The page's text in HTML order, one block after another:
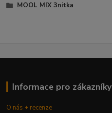
MOOL MIX 3nitka
Informace pro zákazníky
O nás + recenze